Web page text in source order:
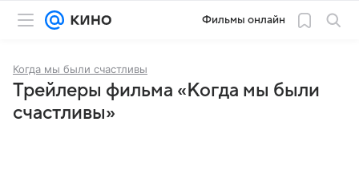
Фильмы онлайн
Когда мы были счастливы
Трейлеры фильма «Когда мы были
счастливы»